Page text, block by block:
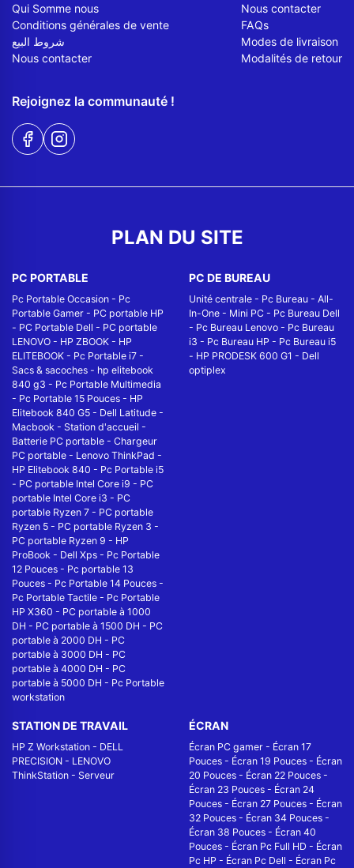
Qui Somme nous
Conditions générales de vente
شروط البيع
Nous contacter
Nous contacter
FAQs
Modes de livraison
Modalités de retour
Rejoignez la communauté !
PLAN DU SITE
PC PORTABLE
Pc Portable Occasion - Pc
Portable Gamer - PC portable HP
- PC Portable Dell - PC portable
LENOVO - HP ZBOOK - HP
ELITEBOOK - Pc Portable i7 -
Sacs & sacoches - hp elitebook
840 g3 - Pc Portable Multimedia
- Pc Portable 15 Pouces - HP
Elitebook 840 G5 - Dell Latitude -
Macbook - Station d'accueil -
Batterie PC portable - Chargeur
PC portable - Lenovo ThinkPad -
HP Elitebook 840 - Pc Portable i5
- PC portable Intel Core i9 - PC
portable Intel Core i3 - PC
portable Ryzen 7 - PC portable
Ryzen 5 - PC portable Ryzen 3 -
PC portable Ryzen 9 - HP
ProBook - Dell Xps - Pc Portable
12 Pouces - Pc portable 13
Pouces - Pc Portable 14 Pouces -
Pc Portable Tactile - Pc Portable
HP X360 - PC portable à 1000
DH - PC portable à 1500 DH - PC
portable à 2000 DH - PC
portable à 3000 DH - PC
portable à 4000 DH - PC
portable à 5000 DH - Pc Portable
workstation
PC DE BUREAU
Unité centrale - Pc Bureau - All-
In-One - Mini PC - Pc Bureau Dell
- Pc Bureau Lenovo - Pc Bureau
i3 - Pc Bureau HP - Pc Bureau i5
- HP PRODESK 600 G1 - Dell
optiplex
STATION DE TRAVAIL
HP Z Workstation - DELL
PRECISION - LENOVO
ThinkStation - Serveur
ÉCRAN
Écran PC gamer - Écran 17
Pouces - Écran 19 Pouces - Écran
20 Pouces - Écran 22 Pouces -
Écran 23 Pouces - Écran 24
Pouces - Écran 27 Pouces - Écran
32 Pouces - Écran 34 Pouces -
Écran 38 Pouces - Écran 40
Pouces - Écran Pc Full HD - Écran
Pc HP - Écran Pc Dell - Écran Pc